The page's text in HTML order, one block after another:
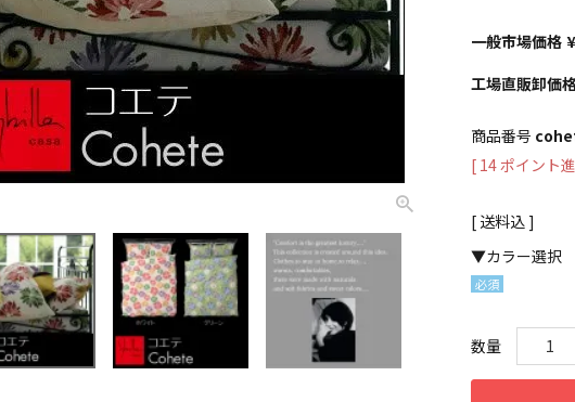
一般市場価格 ¥
工場直販卸価
商品番号
[ 14ポイント
送料込
▼カラー選択